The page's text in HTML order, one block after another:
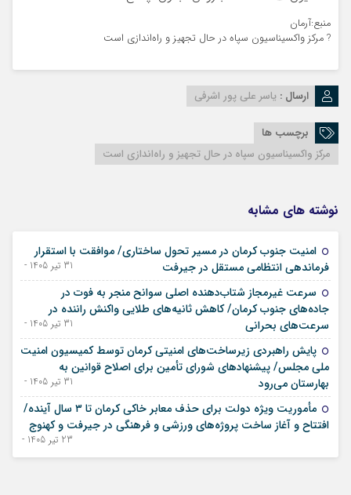
منبع:آرمان
? مرکز واکسیناسیون سپاه در حال تجهیز و راه‌اندازی است
ارسال : یاسر علی پور اشرفی
برچسب ها
مرکز واکسیناسیون سپاه در حال تجهیز و راه‌اندازی است
نوشته های مشابه
امنیت جنوب کرمان در مسیر تحول ساختاری/ موافقت با استقرار
فرماندهی انتظامی مستقل در جیرفت
31 تیر 1405 - 22 ژوئیه 2026
سرعت غیرمجاز شتاب‌دهنده اصلی سوانح منجر به فوت در
جاده‌های جنوب کرمان/ کاهش ثانیه‌های طلایی واکنش راننده در
سرعت‌های بحرانی
31 تیر 1405 - 22 ژوئیه 2026
پایش راهبردی زیرساخت‌های امنیتی کرمان توسط کمیسیون امنیت
ملی مجلس/ پیشنهادهای شورای تأمین برای اصلاح قوانین به
بهارستان می‌رود
31 تیر 1405 - 22 ژوئیه 2026
مأموریت ویژه دولت برای حذف معابر خاکی کرمان تا ۳ سال آینده/
افتتاح و آغاز ساخت پروژه‌های ورزشی و فرهنگی در جیرفت و کهنوج
23 تیر 1405 - 14 ژوئیه 2026